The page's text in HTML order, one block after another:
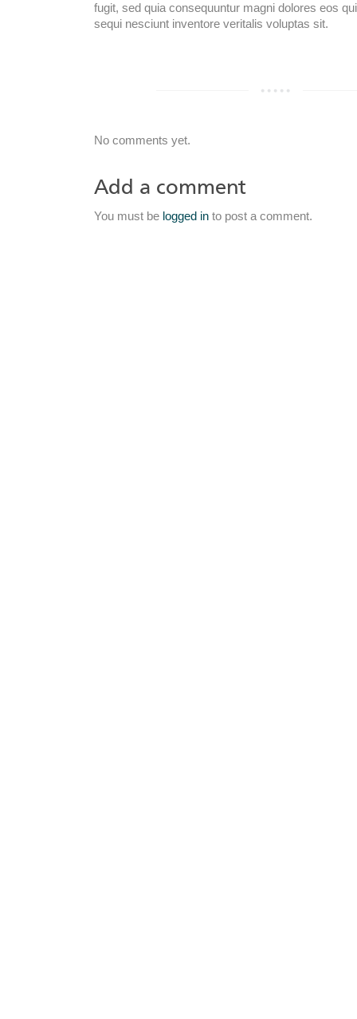
fugit, sed quia consequuntur magni dolores eos
sequi nesciunt inventore veritalis voluptas sit.
No comments yet.
Add a comment
You must be logged in to post a comment.